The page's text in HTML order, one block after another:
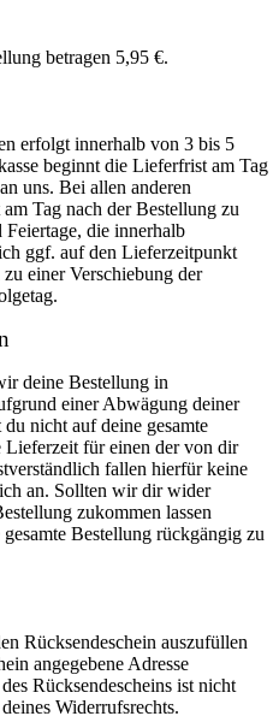
betragen 5,95 €.
erfolgt innerhalb von 3 bis 5
beginnt die Lieferfrist am Tag
uns. Bei allen anderen
Tag nach der Bestellung zu
Feiertage, die innerhalb
ggf. auf den Lieferzeitpunkt
einer Verschiebung der
deine Bestellung in
einer Abwägung deiner
nicht auf deine gesamte
für einen der von dir
fallen hierfür keine
an. Sollten wir dir wider
zukommen lassen
Bestellung rückgängig zu
Rücksendeschein auszufüllen
angegebene Adresse
Rücksendescheins ist nicht
Widerrufsrechts.